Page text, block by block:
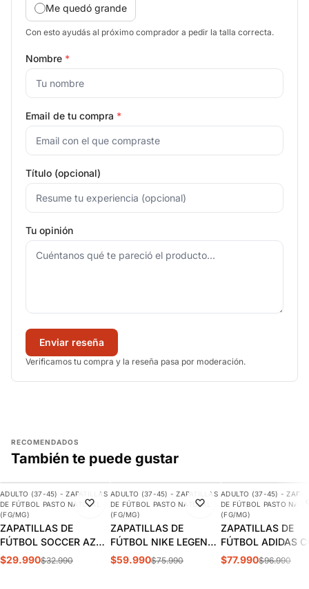
Me quedó grande
Con esto ayudás al próximo comprador a pedir la talla correcta.
Nombre *
Email de tu compra *
Título (opcional)
Tu opinión
Enviar reseña
Verificamos tu compra y la reseña pasa por moderación.
RECOMENDADOS
También te puede gustar
-9%
AGREGAR
ADULTO (37-45) - ZAPATILLAS
DE FÚTBOL PASTO NATURAL
(FG/MG)
ZAPATILLAS DE
FÚTBOL SOCCER AZUL
ADULTO | SPS-11
$29.990$32.990
-21%
DESTACADO
AGREGAR
ADULTO (37-45) - ZAPATILLAS
DE FÚTBOL PASTO NATURAL
(FG/MG)
ZAPATILLAS DE
FÚTBOL NIKE LEGEND
10 CLUB FG/MG
$59.990$75.990
-20%
ADULTO (37-45) -
DE FÚTBOL PASTO
(FG/MG)
ZAPATILLAS DE
FÚTBOL ADIDAS
PURE 3 FG/MG
$77.990$96.990